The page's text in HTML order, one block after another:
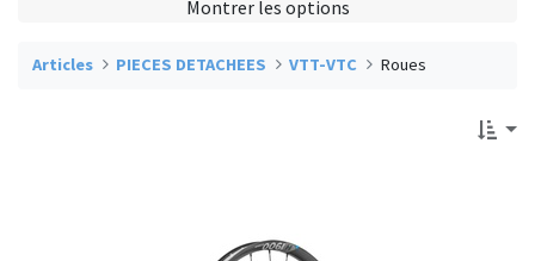
Montrer les options
Articles PIECES DETACHEES VTT-VTC Roues